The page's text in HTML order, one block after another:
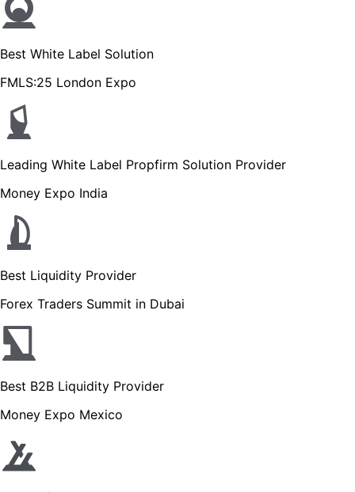
Best White Label Solution
FMLS:25 London Expo
Leading White Label Propfirm Solution Provider
Money Expo India
Best Liquidity Provider
Forex Traders Summit in Dubai
Best B2B Liquidity Provider
Money Expo Mexico